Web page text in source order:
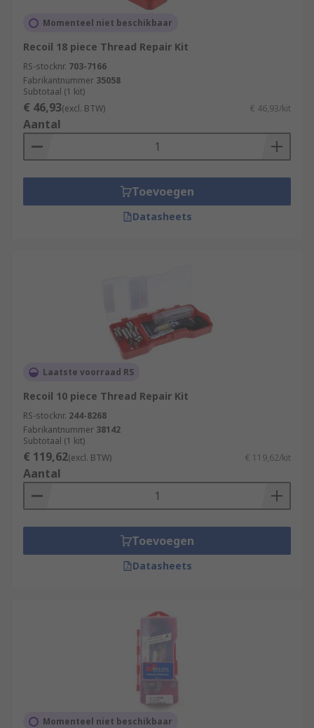
Momenteel niet beschikbaar
Recoil 18 piece Thread Repair Kit
RS-stocknr. 703-7166
Fabrikantnummer 35058
Subtotaal (1 kit)
€ 46,93(excl. BTW) € 46,93/kit
Aantal
Toevoegen
Datasheets
Laatste voorraad RS
Recoil 10 piece Thread Repair Kit
RS-stocknr. 244-8268
Fabrikantnummer 38142
Subtotaal (1 kit)
€ 119,62(excl. BTW) € 119,62/kit
Aantal
Toevoegen
Datasheets
Momenteel niet beschikbaar